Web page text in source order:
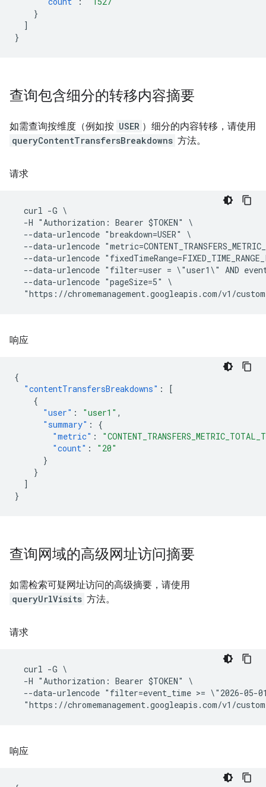
}
]
}
查询包含细分的转移内容摘要
如需查询按维度（例如按 USER ）细分的内容转移，请使用
queryContentTransfersBreakdowns 方法。
请求
  curl -G \
  -H "Authorization: Bearer $TOKEN" \
  --data-urlencode "breakdown=USER" \
--data-urlencode
--data-urlencode
--data-urlencode "filter=user = \"user1\" AND
  --data-urlencode "pageSize=5" \
响应
{
"contentTransfersBreakdowns" :
[
{
"user" : "user1" ,
"summary" :
{
"metric" :
"count" :
"20"
}
}
]
}
查询网域的高级网址访问摘要
如需检索可疑网址访问的高级摘要，请使用
queryUrlVisits 方法。
请求
  curl -G \
  -H "Authorization: Bearer $TOKEN" \
--data-urlencode "filter=event_time >= \"2026-
响应